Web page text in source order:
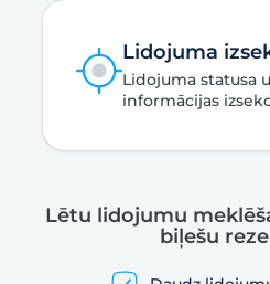
Lidojuma
Lidojuma statusa
informācijas
Lētu lidojumu
biļešu